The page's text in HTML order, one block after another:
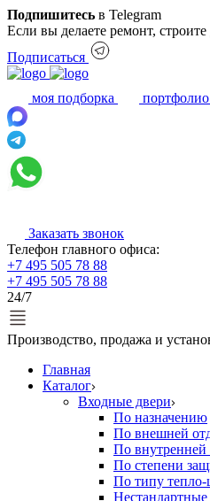
Подпишитесь в Telegram
Если вы делаете ремонт,
Подписаться
моя подборка портфолио
Заказать звонок
Телефон главного офиса:
+7 495 505 78 88
+7 495 505 78 88
24/7
Производство, продажа и
Главная
Каталог
Входные двери
По назначению
По внешней
По внутренней
По степени
По типу
Нестандартные